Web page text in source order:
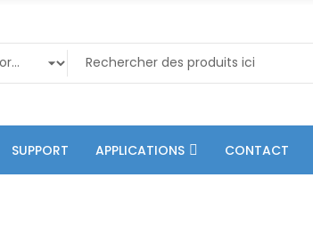
SUPPORT APPLICATIONS CONTACT